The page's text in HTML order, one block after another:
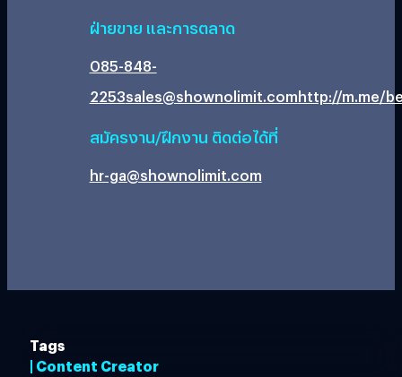
ฝ่ายขาย และการตลาด
085-848-
2253sales@shownolimit.comhttp://m.me/
สมัครงาน/ฝึกงาน ติดต่อได้ที่
hr-ga@shownolimit.com
Tags
| Content Creator